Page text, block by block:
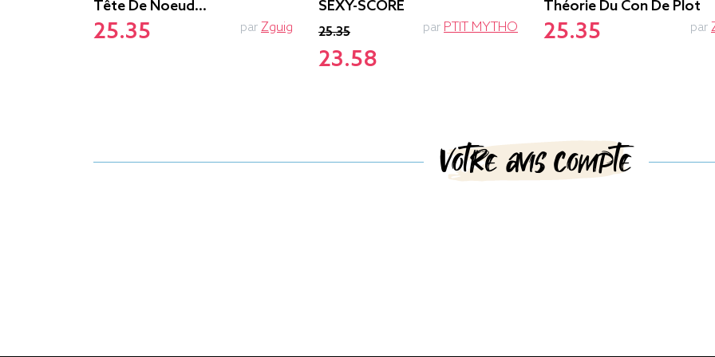
Tête De Noeud…
25.35 par Zguig
SEXY-SCORE
25.35
23.58
par PTIT MYTHO
Théorie Du Con De Plot
25.35 par
Votre avis compte